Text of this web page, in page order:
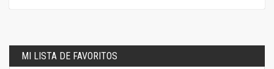
MI LISTA DE FAVORITOS